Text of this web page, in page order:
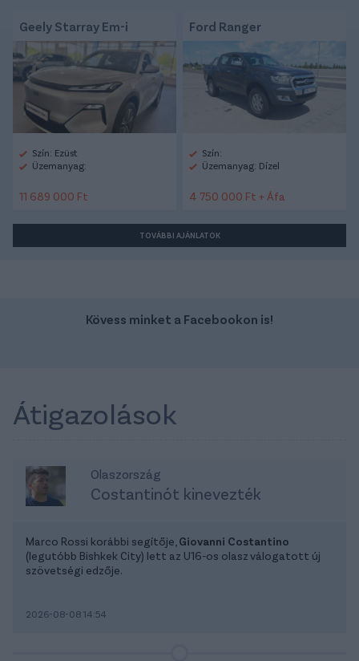
Geely Starray Em-i
Szín: Ezüst
Üzemanyag:
11 689 000 Ft
Ford Ranger
Szín:
Üzemanyag: Dízel
4 750 000 Ft + Áfa
TOVÁBBI AJÁNLATOK
Kövess minket a Facebookon is!
Átigazolások
Olaszország
Costantinót kinevezték
Marco Rossi korábbi segítője, Giovanni Costantino
(legutóbb Bishkek City) lett az U16-os olasz válogatott új
szövetségi edzője.
2026-08-08 14:54